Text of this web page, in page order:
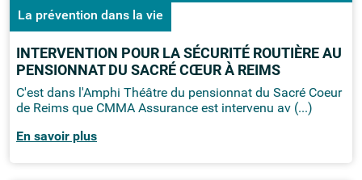
La prévention dans la vie
INTERVENTION POUR LA SÉCURITÉ ROUTIÈRE AU
PENSIONNAT DU SACRÉ CŒUR À REIMS
C'est dans l'Amphi Théâtre du pensionnat du Sacré Coeur
de Reims que CMMA Assurance est intervenu av (...)
En savoir plus